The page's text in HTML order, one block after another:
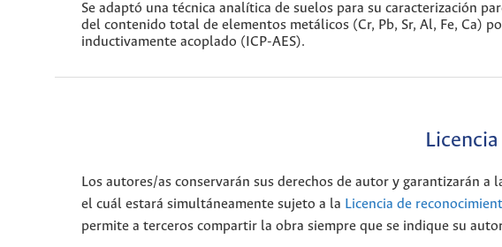
Se adaptó una técnica analítica de suelos para su caracterización
del contenido total de elementos metálicos (Cr, Pb, Sr, Al, Fe, Ca)
inductivamente acoplado (ICP-AES).
Licencia
Los autores/as conservarán sus derechos de autor y garantizarán
el cuál estará simultáneamente sujeto a la Licencia de
permite a terceros compartir la obra siempre que se indique su